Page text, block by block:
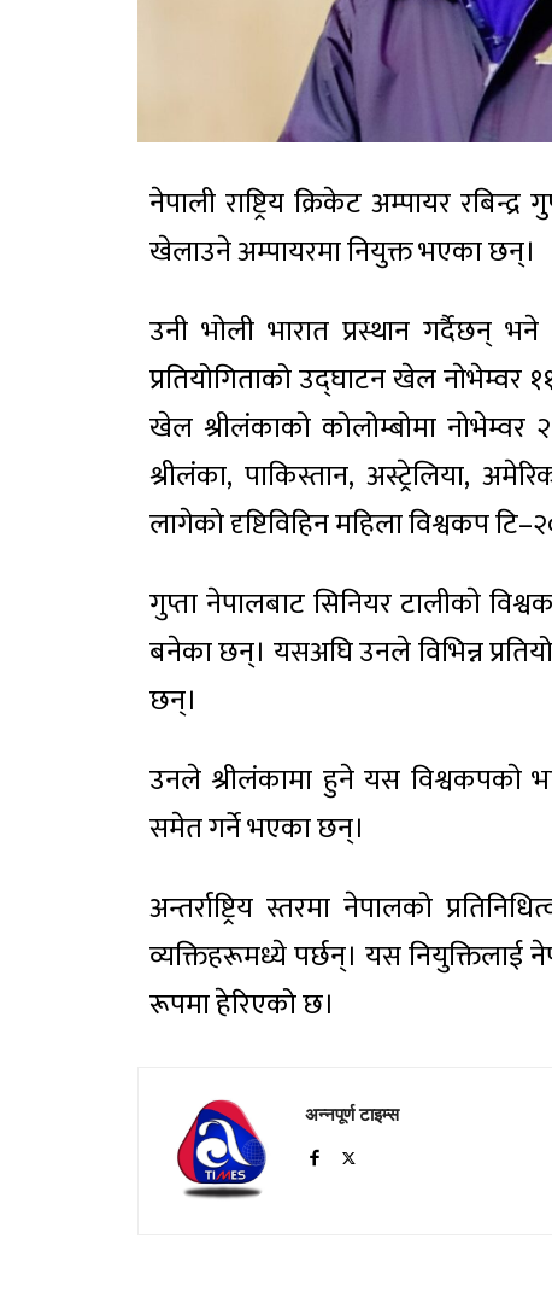
नेपाली राष्ट्रिय क्रिकेट अम्पायर
खेलाउने अम्पायरमा नियुक्त भएका छन्।
उनी भाेली भारात प्रस्थान गर्दैछन्
प्रतियोगिताको उद्घाटन खेल नाेभेम्वर
खेल श्रीलंकाको कोलोम्बोमा
श्रीलंका, पाकिस्तान, अस्ट्रेलिया,
लागेको दृष्टिविहिन महिला विश्वकप
गुप्ता नेपालबाट सिनियर टालीकाे
बनेका छन्। यसअघि उनले विभिन्न
छन्।
उनले श्रीलंकामा हुने यस विश्वकपकाे
समेत गर्ने भएका छन्।
अन्तर्राष्ट्रिय स्तरमा नेपालको
व्यक्तिहरूमध्ये पर्छन्। यस नियुक्तिलाई
रूपमा हेरिएको छ।
अन्नपूर्ण टाइम्स